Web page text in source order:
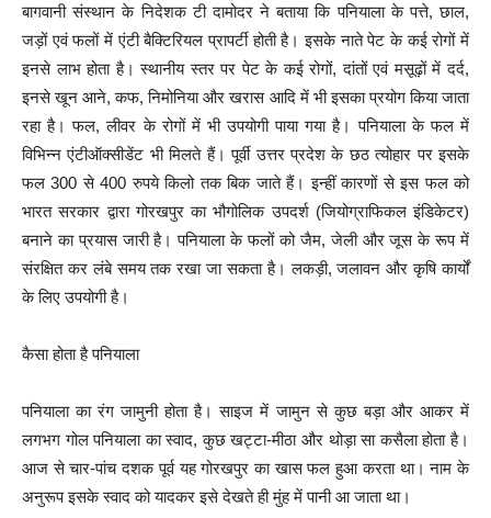
बागवानी संस्थान के निदेशक टी दामोदर ने बताया कि पनियाला के पत्ते, छाल,
जड़ों एवं फलों में एंटी बैक्टिरियल प्रापर्टी होती है। इसके नाते पेट के कई रोगों में
इनसे लाभ होता है। स्थानीय स्तर पर पेट के कई रोगों, दांतों एवं मसूढ़ों में दर्द,
इनसे खून आने, कफ, निमोनिया और खरास आदि में भी इसका प्रयोग किया जाता
रहा है। फल, लीवर के रोगों में भी उपयोगी पाया गया है। पनियाला के फल में
विभिन्न एंटीऑक्सीडेंट भी मिलते हैं। पूर्वी उत्तर प्रदेश के छठ त्योहार पर इसके
फल 300 से 400 रुपये किलो तक बिक जाते हैं। इन्हीं कारणों से इस फल को
भारत सरकार द्वारा गोरखपुर का भौगोलिक उपदर्श (जियोग्राफिकल इंडिकेटर)
बनाने का प्रयास जारी है। पनियाला के फलों को जैम, जेली और जूस के रूप में
संरक्षित कर लंबे समय तक रखा जा सकता है। लकड़ी, जलावन और कृषि कार्यों
के लिए उपयोगी है।
कैसा होता है पनियाला
पनियाला का रंग जामुनी होता है। साइज में जामुन से कुछ बड़ा और आकर में
लगभग गोल पनियाला का स्वाद, कुछ खट्टा-मीठा और थोड़ा सा कसैला होता है।
आज से चार-पांच दशक पूर्व यह गोरखपुर का खास फल हुआ करता था। नाम के
अनुरूप इसके स्वाद को यादकर इसे देखते ही मुंह में पानी आ जाता था।